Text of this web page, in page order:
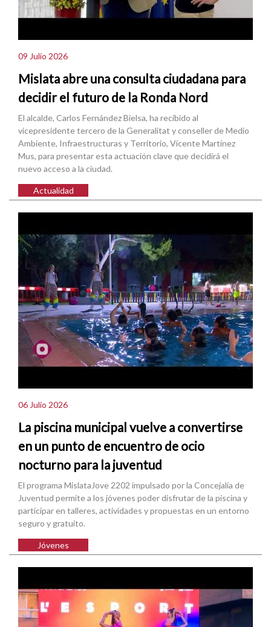
09 Julio 2026
Mislata abre una consulta ciudadana para
decidir el futuro de la Ronda Nord
El alcalde, Carlos Fernández Bielsa, ha recibido al
vicepresidente tercero de la Generalitat y conseller de Medio
Ambiente, Infraestructuras y Territorio, Vicente Martínez
Mus, para presentar esta actuación clave que decidirá el
nuevo acceso a la ciudad.
Actualidad
06 Julio 2026
La piscina municipal vuelve a convertirse
en un punto de encuentro de ocio
nocturno para la juventud
El programa MislataJove 2202 impulsado por la Concejalía de
Juventud permite a los jóvenes poder disfrutar de la piscina y
participar en talleres, actividades y propuestas en un entorno
seguro y gratuito.
Jóvenes